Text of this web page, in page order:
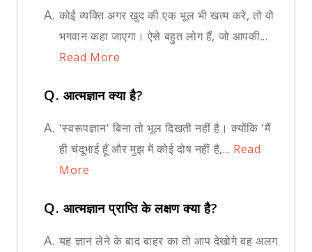
A. कोई व्यक्ति अगर खुद की एक भूल भी खत्म करे, तो वो
भगवान कहा जाएगा। ऐसे बहुत लोग हैं, जो आपकी...
Read More
Q. आत्मज्ञान क्या है?
A. 'स्वरूपज्ञान' बिना तो भूल दिखती नहीं है। क्योंकि 'मैं
ही चंदूभाई हूँ और मुझ में कोई दोष नहीं है,... Read
More
Q. आत्मज्ञान प्राप्ति के लक्षण क्या है?
A. यह ज्ञान लेने के बाद बाहर का तो आप देखोगे वह अलग